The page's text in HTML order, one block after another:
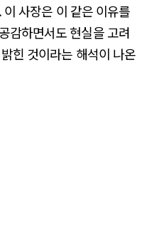
사장은 이 같은 이유를
감하면서도 현실을 고려
힌 것이라는 해석이 나온